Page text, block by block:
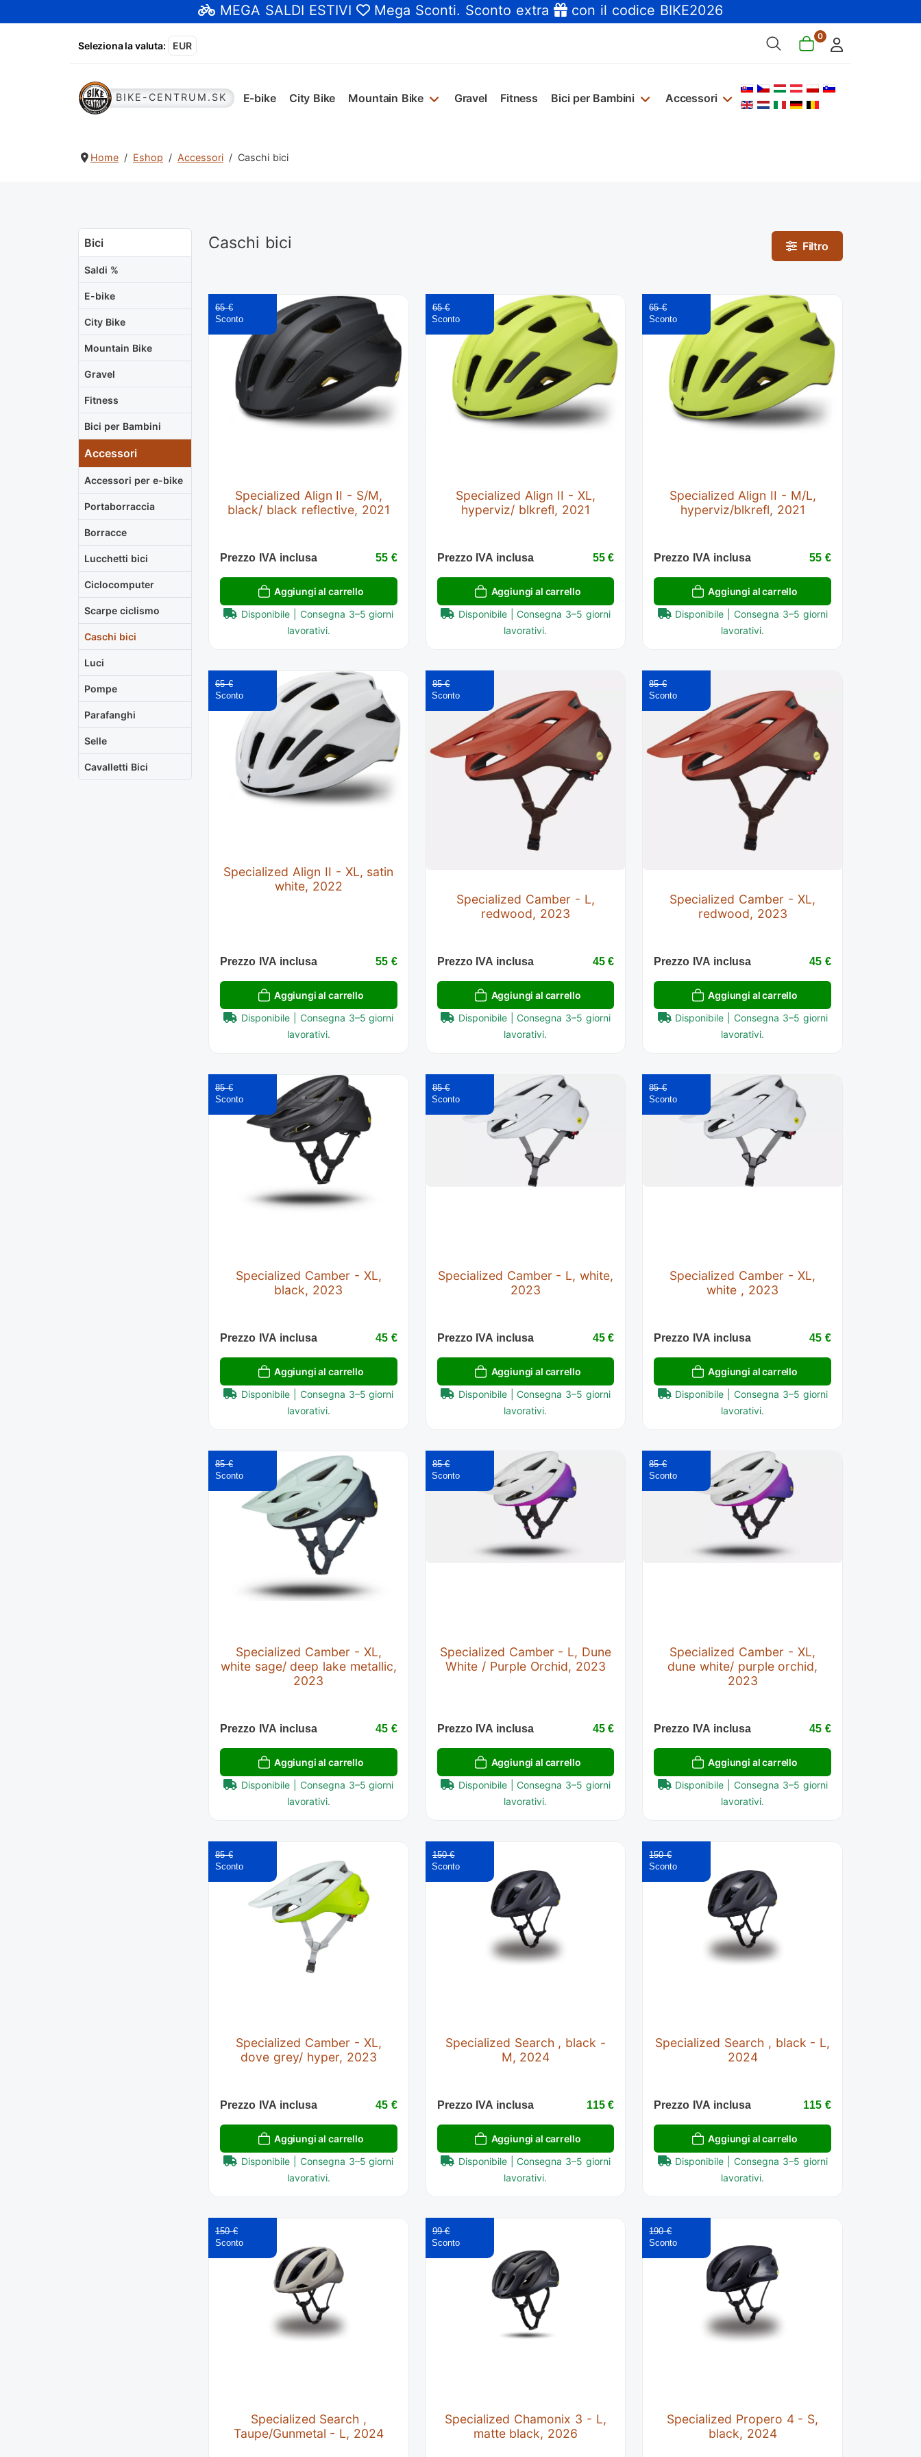
MEGA SALDI ESTIVI Mega Sconti. Sconto extra con il codice BIKE2026
Seleziona la valuta: EUR
0
BIKE-CENTRUM.SK E-bike City Bike Mountain Bike Gravel Fitness Bici per Bambini Accessori
Seleziona la tua lingua
Home Eshop Accessori Caschi bici
Bici
Saldi %
E-bike
City Bike
Mountain Bike
Gravel
Fitness
Bici per Bambini
Accessori
Accessori per e-bike
Portaborraccia
Borracce
Lucchetti bici
Ciclocomputer
Scarpe ciclismo
Caschi bici
Luci
Pompe
Parafanghi
Selle
Cavalletti Bici
Caschi bici Filtro
Specialized Align II - S/M,
black/ black reflective, 2021
65 €
Prezzo IVA inclusa 55 €
Aggiungi al carrello
Disponibile | Consegna 3–5 giorni
lavorativi.
Specialized Align II - XL,
hyperviz/ blkrefl, 2021
65 €
Prezzo IVA inclusa 55 €
Aggiungi al carrello
Disponibile | Consegna 3–5 giorni
lavorativi.
Specialized Align II - M/L,
hyperviz/blkrefl, 2021
65 €
Prezzo IVA inclusa 55 €
Aggiungi al carrello
Disponibile | Consegna 3–5 giorni
lavorativi.
Specialized Align II - XL, satin
white, 2022
65 €
Prezzo IVA inclusa 55 €
Aggiungi al carrello
Disponibile | Consegna 3–5 giorni
lavorativi.
Specialized Camber - L,
redwood, 2023
85 €
Prezzo IVA inclusa 45 €
Aggiungi al carrello
Disponibile | Consegna 3–5 giorni
lavorativi.
Specialized Camber - XL,
redwood, 2023
85 €
Prezzo IVA inclusa 45 €
Aggiungi al carrello
Disponibile | Consegna 3–5 giorni
lavorativi.
Specialized Camber - XL,
black, 2023
85 €
Prezzo IVA inclusa 45 €
Aggiungi al carrello
Disponibile | Consegna 3–5 giorni
lavorativi.
Specialized Camber - L, white,
2023
85 €
Prezzo IVA inclusa 45 €
Aggiungi al carrello
Disponibile | Consegna 3–5 giorni
lavorativi.
Specialized Camber - XL,
white , 2023
85 €
Prezzo IVA inclusa 45 €
Aggiungi al carrello
Disponibile | Consegna 3–5 giorni
lavorativi.
Specialized Camber - XL,
white sage/ deep lake metallic,
2023
85 €
Prezzo IVA inclusa 45 €
Aggiungi al carrello
Disponibile | Consegna 3–5 giorni
lavorativi.
Specialized Camber - L, Dune
White / Purple Orchid, 2023
85 €
Prezzo IVA inclusa 45 €
Aggiungi al carrello
Disponibile | Consegna 3–5 giorni
lavorativi.
Specialized Camber - XL,
dune white/ purple orchid,
2023
85 €
Prezzo IVA inclusa 45 €
Aggiungi al carrello
Disponibile | Consegna 3–5 giorni
lavorativi.
Specialized Camber - XL,
dove grey/ hyper, 2023
85 €
Prezzo IVA inclusa 45 €
Aggiungi al carrello
Disponibile | Consegna 3–5 giorni
lavorativi.
Specialized Search , black -
M, 2024
150 €
Prezzo IVA inclusa 115 €
Aggiungi al carrello
Disponibile | Consegna 3–5 giorni
lavorativi.
Specialized Search , black - L,
2024
150 €
Prezzo IVA inclusa 115 €
Aggiungi al carrello
Disponibile | Consegna 3–5 giorni
lavorativi.
Specialized Search ,
Taupe/Gunmetal - L, 2024
150 €
Specialized Chamonix 3 - L,
matte black, 2026
99 €
Specialized Propero 4 - S,
black, 2024
190 €